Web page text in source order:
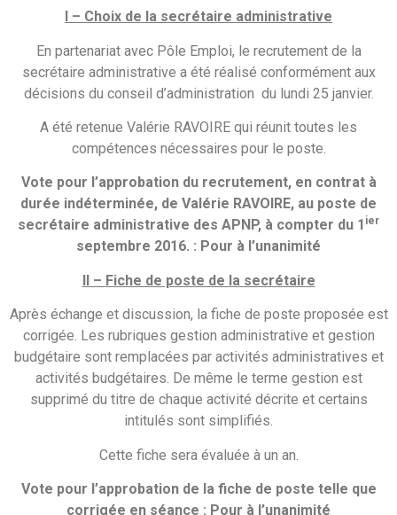
I – Choix de la secrétaire administrative
En partenariat avec Pôle Emploi, le recrutement de la
secrétaire administrative a été réalisé conformément aux
décisions du conseil d’administration du lundi 25 janvier.
A été retenue Valérie RAVOIRE qui réunit toutes les
compétences nécessaires pour le poste.
Vote pour l’approbation du recrutement, en contrat à
durée indéterminée, de Valérie RAVOIRE, au poste de
secrétaire administrative des APNP, à compter du 1 ier
septembre 2016. : Pour à l’unanimité
II – Fiche de poste de la secrétaire
Après échange et discussion, la fiche de poste proposée est
corrigée. Les rubriques gestion administrative et gestion
budgétaire sont remplacées par activités administratives et
activités budgétaires. De même le terme gestion est
supprimé du titre de chaque activité décrite et certains
intitulés sont simplifiés.
Cette fiche sera évaluée à un an.
Vote pour l’approbation de la fiche de poste telle que
corrigée en séance : Pour à l’unanimité